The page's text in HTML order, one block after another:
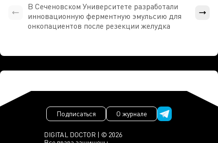
В Сеченовском Университете разработали
инновационную ферментную эмульсию для
онкопациентов после резекции желудка
DIGITAL DOCTOR | © 2026
Подписаться О журнале